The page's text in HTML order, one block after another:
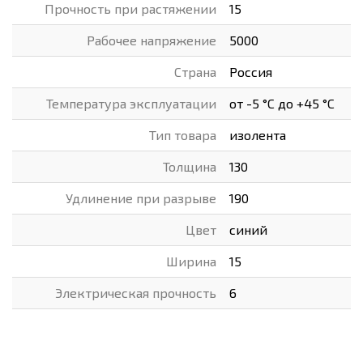
Прочность при растяжении 15
Рабочее напряжение 5000
Страна Россия
Температура эксплуатации от -5 °C до +45 °C
Тип товара изолента
Толщина 130
Удлинение при разрыве 190
Цвет синий
Ширина 15
Электрическая прочность 6